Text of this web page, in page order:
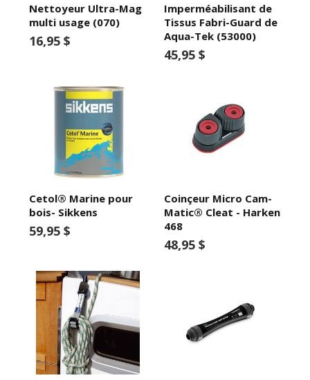
Nettoyeur Ultra-Mag
multi usage (070)
16,95 $
Imperméabilisant de
Tissus Fabri-Guard de
Aqua-Tek (53000)
45,95 $
Cetol® Marine pour
bois- Sikkens
59,95 $
Coinçeur Micro Cam-
Matic® Cleat - Harken
468
48,95 $